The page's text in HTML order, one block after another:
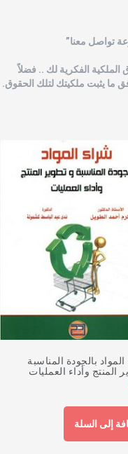
تواصل معنا”
الفكرية لك .. فضلاً
ما يثبت ملكيتك لتلك الحقوق.
بالجودة المناسبة
المنتج وأداء العمليات
إلى السلة